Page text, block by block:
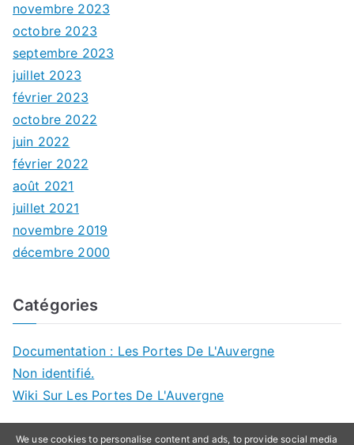
novembre 2023
octobre 2023
septembre 2023
juillet 2023
février 2023
octobre 2022
juin 2022
février 2022
août 2021
juillet 2021
novembre 2019
décembre 2000
Catégories
Documentation : Les Portes De L'Auvergne
Non identifié.
Wiki Sur Les Portes De L'Auvergne
We use cookies to personalise content and ads, to provide social media